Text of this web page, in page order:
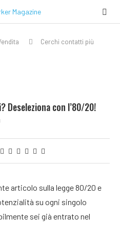
Cerchi contatti più
con l’80/20!
articolo sulla legge 80/20 e
su ogni singolo
sei già entrato nel